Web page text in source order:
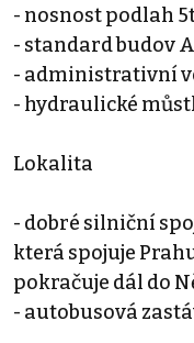
- nosnost podlah
- standard budov A
- administrativní
- hydraulické
Lokalita
- dobré silniční
která spojuje
pokračuje dál do
- autobusová